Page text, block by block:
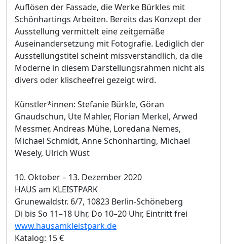
Auflösen der Fassade, die Werke Bürkles mit
Schönhartings Arbeiten. Bereits das Konzept der
Ausstellung vermittelt eine zeitgemäße
Auseinandersetzung mit Fotografie. Lediglich der
Ausstellungstitel scheint missverständlich, da die
Moderne in diesem Darstellungsrahmen nicht als
divers oder klischeefrei gezeigt wird.
Künstler*innen: Stefanie Bürkle, Göran
Gnaudschun, Ute Mahler, Florian Merkel, Arwed
Messmer, Andreas Mühe, Loredana Nemes,
Michael Schmidt, Anne Schönharting, Michael
Wesely, Ulrich Wüst
10. Oktober – 13. Dezember 2020
HAUS am KLEISTPARK
Grunewaldstr. 6/7, 10823 Berlin-Schöneberg
Di bis So 11–18 Uhr, Do 10–20 Uhr, Eintritt frei
www.hausamkleistpark.de
Katalog: 15 €